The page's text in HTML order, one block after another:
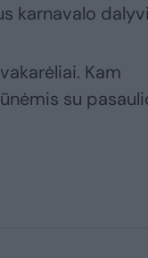
karnavalo
Kam
su